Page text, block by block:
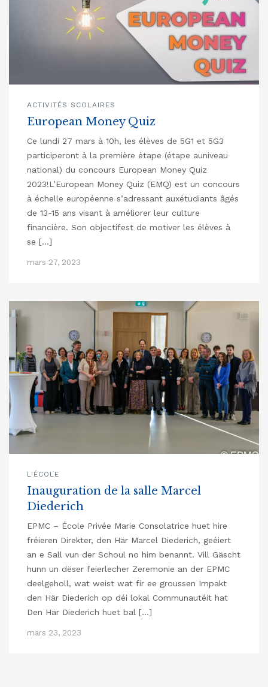
ACTIVITÉS SCOLAIRES
European Money Quiz
Ce lundi 27 mars à 10h, les élèves de 5G1 et 5G3
participeront à la première étape (étape auniveau
national) du concours European Money Quiz
2023!L’European Money Quiz (EMQ) est un concours
à échelle européenne s’adressant auxétudiants âgés
de 13-15 ans visant à améliorer leur culture
financière. Son objectifest de motiver les élèves à
se […]
mars 27, 2023
L'ÉCOLE
Inauguration de la salle Marcel
Diederich
EPMC – École Privée Marie Consolatrice huet hire
fréieren Direkter, den Här Marcel Diederich, geéiert
an e Sall vun der Schoul no him benannt. Vill Gäscht
hunn un dëser feierlecher Zeremonie an der EPMC
deelgeholl, wat weist wat fir ee groussen Impakt
den Här Diederich op déi lokal Communautéit hat
Den Här Diederich huet bal […]
mars 23, 2023